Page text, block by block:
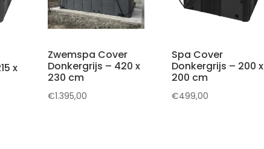
x
Zwemspa Cover
Donkergrijs – 420 x
230 cm
€1.395,00
Spa Cover
Donkergrijs – 200 x
200 cm
€499,00